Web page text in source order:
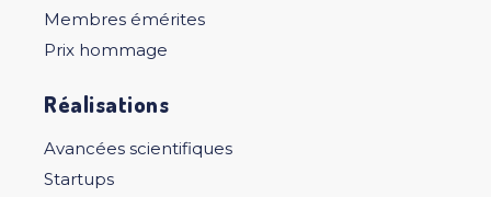
Membres émérites
Prix hommage
Réalisations
Avancées scientifiques
Startups